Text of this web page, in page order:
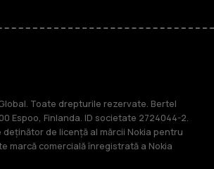
Toate drepturile rezervate. Bertel
Espoo, Finlanda. ID societate 2724044-2.
deținător de licență al mărcii Nokia pentru
marcă comercială înregistrată a Nokia